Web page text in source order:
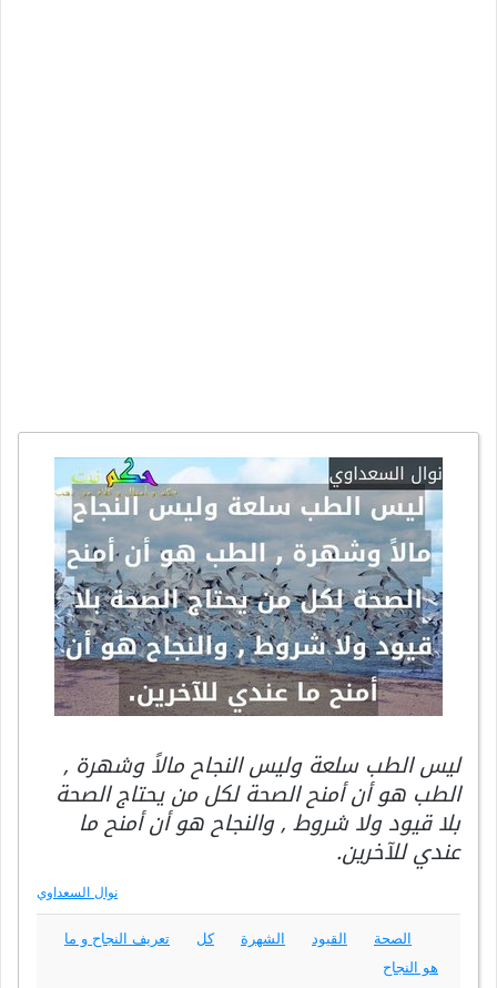
ليس الطب سلعة وليس النجاح مالاً وشهرة ,
الطب هو أن أمنح الصحة لكل من يحتاج الصحة
بلا قيود ولا شروط , والنجاح هو أن أمنح ما
عندي للآخرين.
نوال السعداوي
الصحة القيود الشهرة كل
تعريف النجاح و ما
هو النجاح